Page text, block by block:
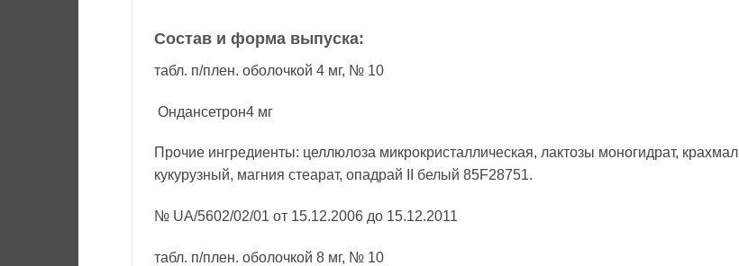
Состав и форма выпуска:
табл. п/плен. оболочкой 4 мг, № 10
Ондансетрон4 мг
Прочие ингредиенты: целлюлоза микрокристаллическая, лактозы моногидрат, крахмал
кукурузный, магния стеарат, опадрай II белый 85F28751.
№ UA/5602/02/01 от 15.12.2006 до 15.12.2011
табл. п/плен. оболочкой 8 мг, № 10